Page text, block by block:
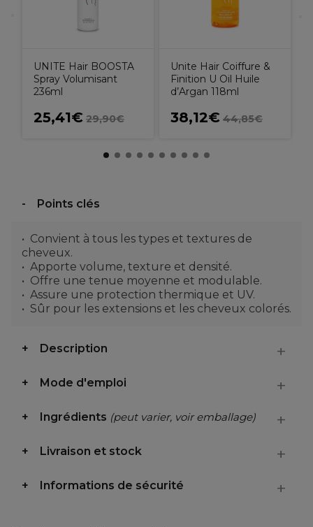
UNITE Hair BOOSTA
Spray Volumisant
236ml
25,41€ 29,90€
Unite Hair Coiffure &
Finition U Oil Huile
d’Argan 118ml
38,12€ 44,85€
Points clés
Convient à tous les types et textures de
cheveux.
Apporte volume, texture et densité.
Offre une tenue moyenne et modulable.
Assure une protection thermique et UV.
Sûr pour les extensions et les cheveux colorés.
Description
Mode d'emploi
Ingrédients (peut varier, voir emballage)
Livraison et stock
Informations de sécurité